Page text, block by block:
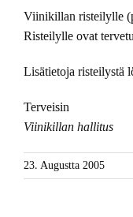
Viinikillan risteilylle
Risteilylle ovat
Lisätietoja risteilystä
Terveisin
Viinikillan hallitus
23. Augustta 2005